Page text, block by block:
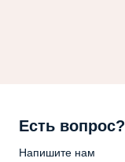
Есть вопрос?
Напишите нам